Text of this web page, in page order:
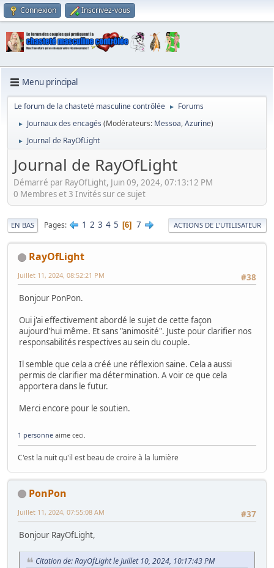
Connexion Inscrivez-vous
Menu principal
Le forum de la chasteté masculine contrôlée ► Forums
► Journaux des encagés (Modérateurs: Messoa,Azurine)
► Journal de RayOfLight
Journal de RayOfLight
Démarré par RayOfLight, Juin 09, 2024, 07:13:12 PM
0 Membres et 3 Invités sur ce sujet
EN BAS Pages 1 2 3 4 5 6 7 ACTIONS DE L'UTILISATEUR
RayOfLight
#38
Juillet 11, 2024, 08:52:21 PM
Bonjour PonPon.
Oui j'ai effectivement abordé le sujet de cette façon
aujourd'hui même. Et sans "animosité". Juste pour clarifier nos
responsabilités respectives au sein du couple.
Il semble que cela a créé une réflexion saine. Cela a aussi
permis de clarifier ma détermination. A voir ce que cela
apportera dans le futur.
Merci encore pour le soutien.
1 personne aime ceci.
C'est la nuit qu'il est beau de croire à la lumière
PonPon
#37
Juillet 11, 2024, 07:55:08 AM
Bonjour RayOfLight,
Citation de: RayOfLight le Juillet 10, 2024, 10:17:43 PM